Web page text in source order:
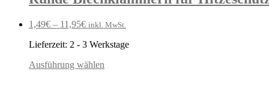
1,49€ – 11,95€ inkl. MwSt.
Lieferzeit: 2 - 3 Werkstage
Ausführung wählen